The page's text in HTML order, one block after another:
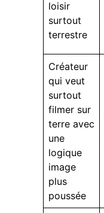
loisir
surtout
terrestre
Créateur
qui veut
surtout
filmer sur
terre avec
une
logique
image
plus
poussée